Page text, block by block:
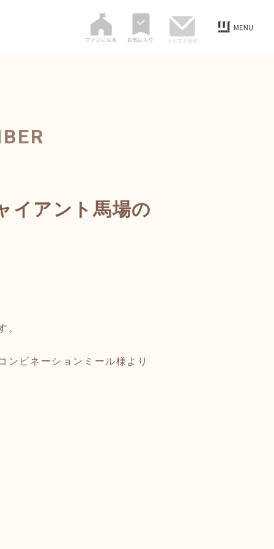
イアント馬場の
。
ンビネーションミール様より